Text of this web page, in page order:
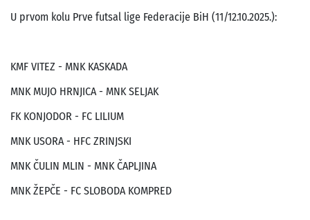
U prvom kolu Prve futsal lige Federacije BiH (11/12.10.2025.):
KMF VITEZ - MNK KASKADA
MNK MUJO HRNJICA - MNK SELJAK
FK KONJODOR - FC LILIUM
MNK USORA - HFC ZRINJSKI
MNK ČULIN MLIN - MNK ČAPLJINA
MNK ŽEPČE - FC SLOBODA KOMPRED